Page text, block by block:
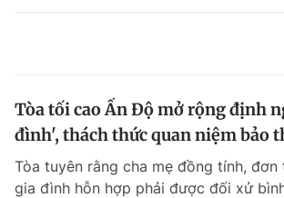
Tòa tối cao Ấn Độ mở rộng định
đình', thách thức quan niệm bảo
Tòa tuyên rằng cha mẹ đồng tính, đơn
gia đình hỗn hợp phải được đối xử